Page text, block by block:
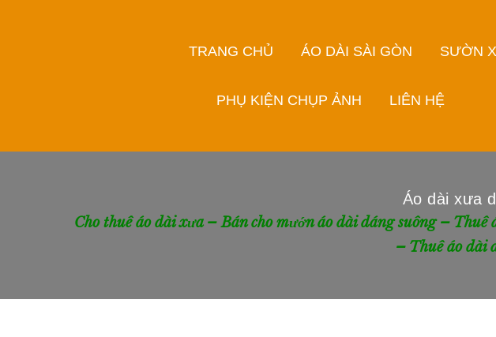
TRANG CHỦ ÁO DÀI SÀI GÒN SƯỜN
PHỤ KIỆN CHỤP ẢNH LIÊN HỆ
Áo dài xưa
Cho thuê áo dài xưa – Bán cho mướn áo dài dáng suông –
– Thuê áo dài